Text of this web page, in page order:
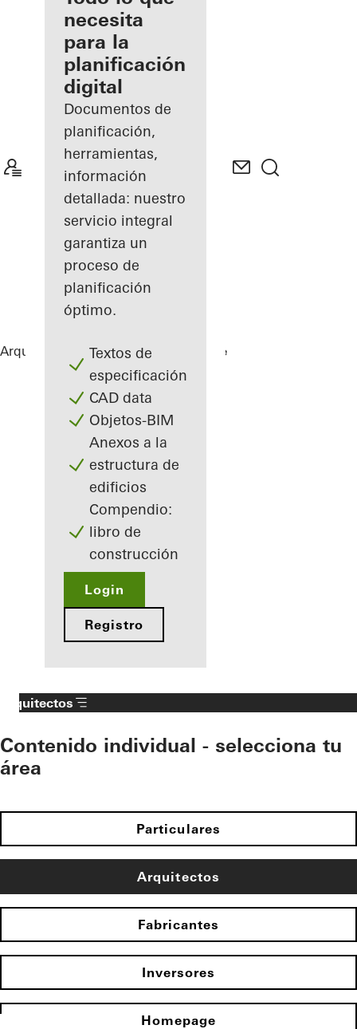
registrado
Descubre
mi área
de
trabajo
necesita
para la
planificación
digital
Documentos de
planificación,
herramientas,
información
detallada: nuestro
servicio integral
garantiza un
proceso de
planificación
óptimo.
Textos de
especificación
CAD data
Objetos-BIM
Anexos a la
estructura de
edificios
Compendio:
libro de
construcción
Login
Registro
Arquitectos ReferenciasPrivate Home
Arquitectos
Contenido individual - selecciona tu
área
Particulares
Arquitectos
Fabricantes
Inversores
Homepage